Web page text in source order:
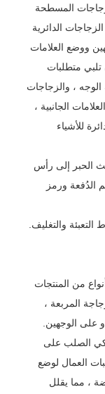
المسطحة
الدائرية
ووضع العلامات
متطلبات
، والزجاجات
الجانبية ،
للأشياء
الحبر إلى رأس
الدُفعة ورمز
والتغليف.
قوية ، يمكن لآلة واحدة أن تدرك 4 أنواع من المنتجات
المربعة ،
على الوجهين.
الصلب على
العمال لوضع
، مما يقلل